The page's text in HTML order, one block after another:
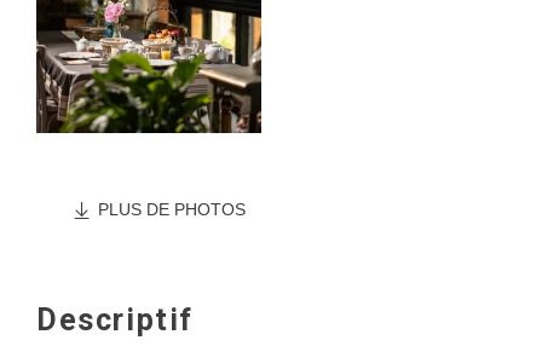
PLUS DE PHOTOS
Descriptif